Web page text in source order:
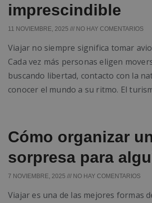
imprescindible
11 NOVIEMBRE, 2025 NO HAY COMENTARIOS
Viajar no siempre significa tomar
Cada vez más personas eligen
buscando libertad, contacto con la
conocer el mundo a su ritmo. El
Cómo organizar
sorpresa para
7 NOVIEMBRE, 2025 NO HAY COMENTARIOS
Viajar es una de las mejores formas